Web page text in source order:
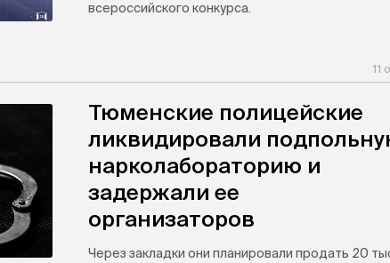
всероссийского конкурса.
11
Тюменские полицейские
ликвидировали
нарколабораторию и
задержали ее
организаторов
Через закладки они планировали продать 20